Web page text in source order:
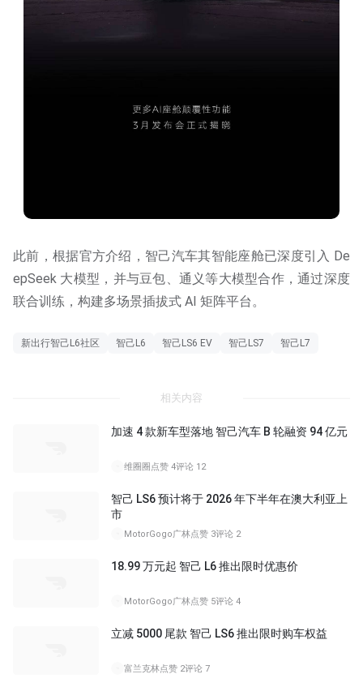
此前，根据官方介绍，智己汽车其智能座舱已深度引入 De
epSeek 大模型，并与豆包、通义等大模型合作，通过深度
联合训练，构建多场景插拔式 AI 矩阵平台。
新出行智己L6社区 智己L6 智己LS6 EV 智己LS7 智己L7
相关内容
加速 4 款新车型落地 智己汽车 B 轮融资 94 亿元
维圈圈 点赞 4评论 12
智己 LS6 预计将于 2026 年下半年在澳大利亚上
市
MotorGogo广林点赞 3评论 2
18.99 万元起 智己 L6 推出限时优惠价
MotorGogo广林点赞 5评论 4
立减 5000 尾款 智己 LS6 推出限时购车权益
富兰克林点赞 2评论 7